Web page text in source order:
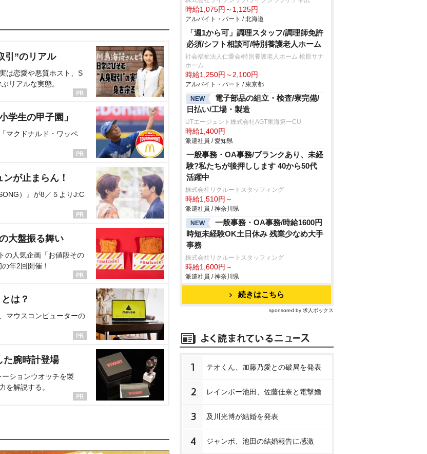
引”のリアル
は恋愛や悪質ホスト、S
リアルな実態。
学生の甲子園」
マクドナルド・ワッペ
が止まらん！
）』が8／５よりJ:C
大盤振る舞い
の人気企画「お値段その
年2回開催！
は？
マウスコンピューターの
た腕時計登場
ションウオッチを製
を解説する。
時給1,075円～1,125円
アルバイト・パート / 北海道
「週1から可」調理スタッフ/調理師免許
必須/シフト相談可/特別養護老人ホーム
社会福祉法人仁愛会/特別養護老人ホーム 桧原サナ
ホーム
時給1,250円～2,100円
アルバイト・パート / 東京都
NEW
電子部品の組立・検査/寮完備/
日払い/工場・製造
UTエージェント株式会社AGT東海第一CU
時給1,400円
派遣社員 / 愛知県
一般事務・OA事務/ブランクあり、未経
験?私たちが後押しします 40から50代
活躍中
株式会社リクルートスタッフィング
時給1,510円～
派遣社員 / 神奈川県
NEW
一般事務・OA事務/時給1600円
時短未経験OK土日休み 残業少なめ大手
事務
株式会社リクルートスタッフィング
時給1,600円～
派遣社員 / 神奈川県
続きはこちら
sponsored by 求人ボックス
1 テオくん、加藤乃愛との破局を発表
2 レインボー池田、佐藤佳奈と電撃婚
3 及川光博が結婚を発表
4 ジャンボ、池田の結婚報告に感激